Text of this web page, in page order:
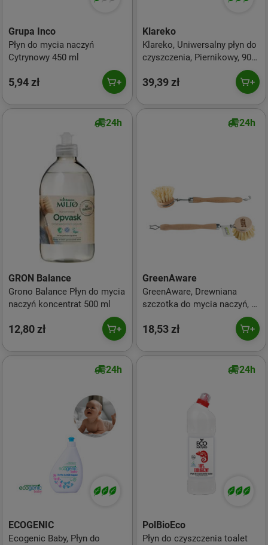
Grupa Inco
Płyn do mycia naczyń
Cytrynowy 450 ml
5,94 zł
Klareko
Klareko, Uniwersalny płyn do
czyszczenia, Piernikowy, 900
39,39 zł
24h
GRON Balance
Grono Balance Płyn do mycia
naczyń koncentrat 500 ml
12,80 zł
24h
GreenAware
GreenAware, Drewniana
szczotka do mycia naczyń, 1
18,53 zł
24h
ECOGENIC
Ecogenic Baby, Płyn do
24h
PolBioEco
Płyn do czyszczenia toalet